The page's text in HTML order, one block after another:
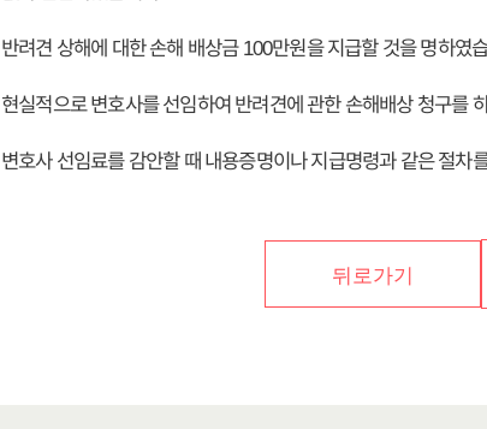
반려견 상해에 대한 손해 배상금 100만원을 지급할 것을 명하였
현실적으로 변호사를 선임하여 반려견에 관한 손해배상 청구를
변호사 선임료를 감안할 때 내용증명이나 지급명령과 같은 절차
뒤로가기